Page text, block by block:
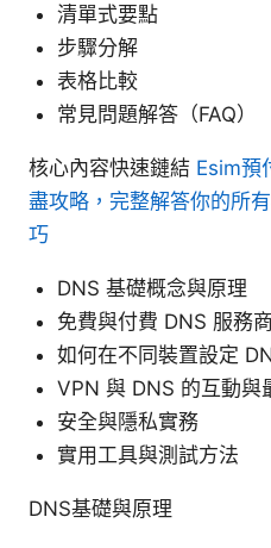
清單式要點
步驟分解
表格比較
常見問題解答（FAQ）
核心內容快速鏈結 Esim預
盡攻略，完整解答你的所
巧
DNS 基礎概念與原理
免費與付費 DNS 服務
如何在不同裝置設定
VPN 與 DNS 的互動與
安全與隱私實務
實用工具與測試方法
DNS基礎與原理